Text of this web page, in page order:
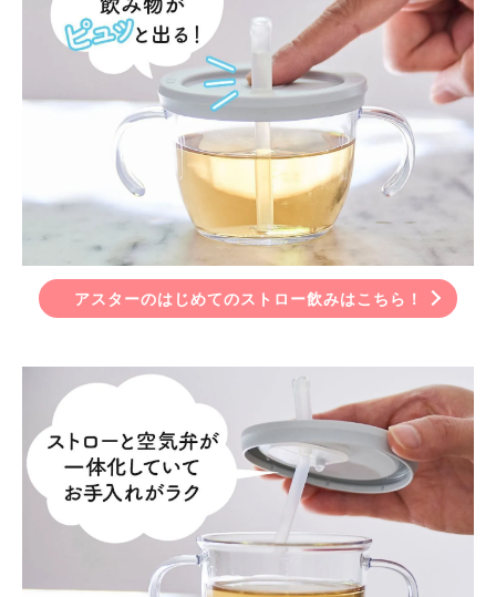
アスターのはじめてのストロー飲みはこちら！